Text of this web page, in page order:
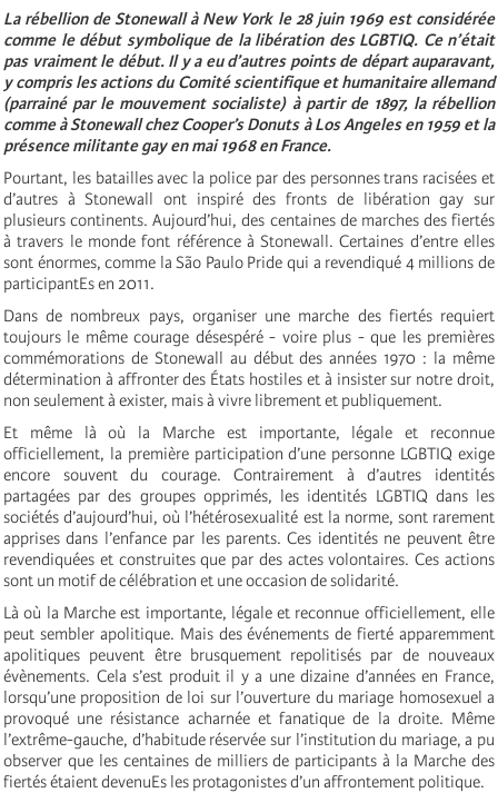
La rébellion de Stonewall à New York le 28 juin 1969 est considérée
comme le début symbolique de la libération des LGBTIQ. Ce n’était
pas vraiment le début. Il y a eu d’autres points de départ auparavant,
y compris les actions du Comité scientifique et humanitaire allemand
(parrainé par le mouvement socialiste) à partir de 1897, la rébellion
comme à Stonewall chez Cooper’s Donuts à Los Angeles en 1959 et la
présence militante gay en mai 1968 en France.
Pourtant, les batailles avec la police par des personnes trans racisées et
d’autres à Stonewall ont inspiré des fronts de libération gay sur
plusieurs continents. Aujourd’hui, des centaines de marches des fiertés
à travers le monde font référence à Stonewall. Certaines d’entre elles
sont énormes, comme la São Paulo Pride qui a revendiqué 4 millions de
participantEs en 2011.
Dans de nombreux pays, organiser une marche des fiertés requiert
toujours le même courage désespéré - voire plus - que les premières
commémorations de Stonewall au début des années 1970 : la même
détermination à affronter des États hostiles et à insister sur notre droit,
non seulement à exister, mais à vivre librement et publiquement.
Et même là où la Marche est importante, légale et reconnue
officiellement, la première participation d’une personne LGBTIQ exige
encore souvent du courage. Contrairement à d’autres identités
partagées par des groupes opprimés, les identités LGBTIQ dans les
sociétés d’aujourd’hui, où l’hétérosexualité est la norme, sont rarement
apprises dans l’enfance par les parents. Ces identités ne peuvent être
revendiquées et construites que par des actes volontaires. Ces actions
sont un motif de célébration et une occasion de solidarité.
Là où la Marche est importante, légale et reconnue officiellement, elle
peut sembler apolitique. Mais des événements de fierté apparemment
apolitiques peuvent être brusquement repolitisés par de nouveaux
évènements. Cela s’est produit il y a une dizaine d’années en France,
lorsqu’une proposition de loi sur l’ouverture du mariage homosexuel a
provoqué une résistance acharnée et fanatique de la droite. Même
l’extrême-gauche, d’habitude réservée sur l’institution du mariage, a pu
observer que les centaines de milliers de participants à la Marche des
fiertés étaient devenuEs les protagonistes d’un affrontement politique.